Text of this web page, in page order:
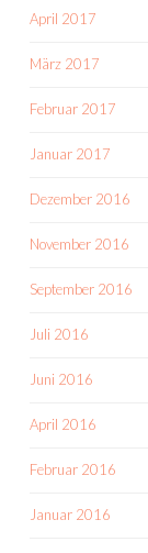
April 2017
März 2017
Februar 2017
Januar 2017
Dezember 2016
November 2016
September 2016
Juli 2016
Juni 2016
April 2016
Februar 2016
Januar 2016